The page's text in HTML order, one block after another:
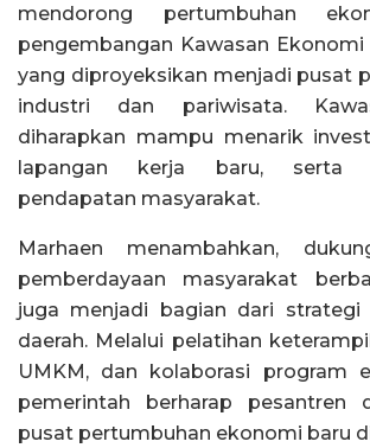
mendorong pertumbuhan
pengembangan Kawasan Ekonomi
yang diproyeksikan menjadi pusat
industri dan pariwisata.
diharapkan mampu menarik
lapangan kerja baru, serta
pendapatan masyarakat.
Marhaen menambahkan,
pemberdayaan masyarakat
juga menjadi bagian dari strategi
daerah. Melalui pelatihan
UMKM, dan kolaborasi program
pemerintah berharap pesantren
pusat pertumbuhan ekonomi baru